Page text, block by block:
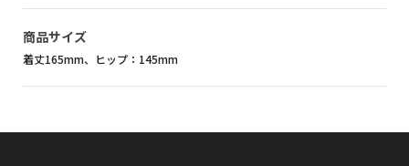
商品サイズ
着丈165mm、ヒップ：145mm